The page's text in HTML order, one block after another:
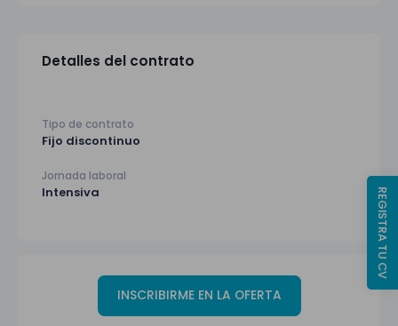
Detalles del contrato
Tipo de contrato
Fijo discontinuo
Jornada laboral
Intensiva
INSCRIBIRME EN LA OFERTA
REGISTRA TU CV